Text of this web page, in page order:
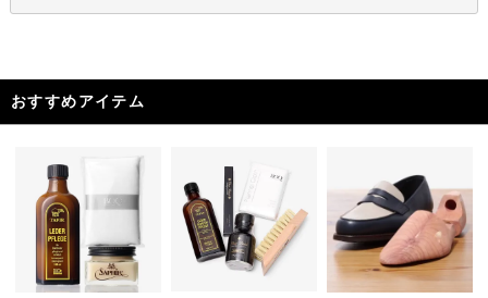
おすすめアイテム